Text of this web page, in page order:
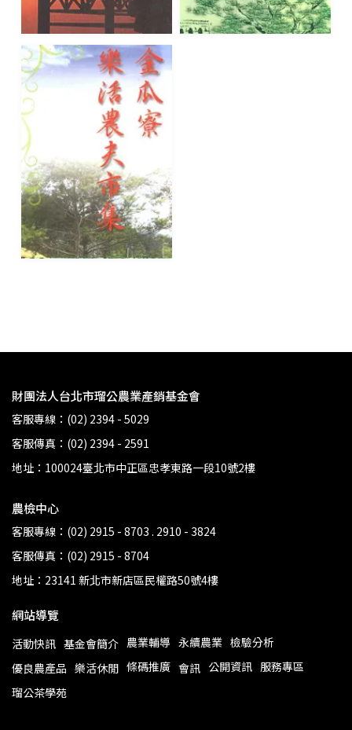
財團法人台北市瑠公農業產銷基金會
客服專線：(02) 2394 - 5029
客服傳真：(02) 2394 - 2591
地址：100024臺北市中正區忠孝東路一段10號2樓
農檢中心
客服專線：(02) 2915 - 8703 . 2910 - 3824
客服傳真：(02) 2915 - 8704
地址：23141 新北市新店區民權路50號4樓
網站導覽
活動快訊 基金會簡介 農業輔導 永續農業 檢驗分析
優良農產品 樂活休閒 條碼推廣 會訊 公開資訊 服務專區
瑠公茶學苑